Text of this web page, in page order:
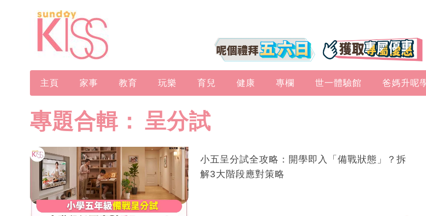
主頁 家事 教育 玩樂 育兒 健康 專欄 世一體驗館 爸媽升呢
專題合輯： 呈分試
小五呈分試全攻略：開學即入「備戰狀態」？拆
解3大階段應對策略